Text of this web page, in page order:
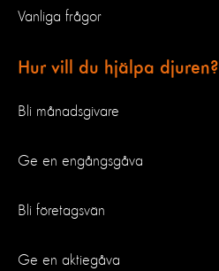
Vanliga frågor
Hur vill du hjälpa djuren?
Bli månadsgivare
Ge en engångsgåva
Bli företagsvän
Ge en aktiegåva